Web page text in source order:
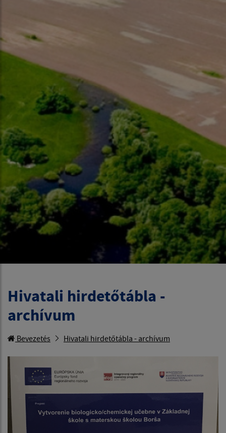
Hivatali hirdetőtábla -
archívum
Bevezetés Hivatali hirdetőtábla - archívum